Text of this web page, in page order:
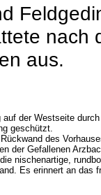
nach
aus.
auf der Westseite
geschützt.
des
der Gefallenen
nischenartige,
Es erinnert an das